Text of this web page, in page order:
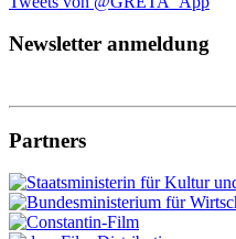
Newsletter anmeldung
Partners